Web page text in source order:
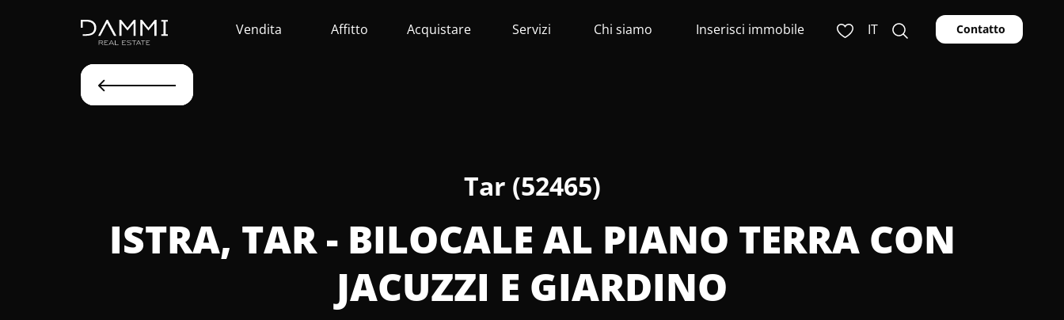
Vendita Affitto Acquistare Servizi Chi siamo Inserisci immobile IT Contatto
Tar (52465)
ISTRA, TAR - BILOCALE AL PIANO TERRA CON
JACUZZI E GIARDINO